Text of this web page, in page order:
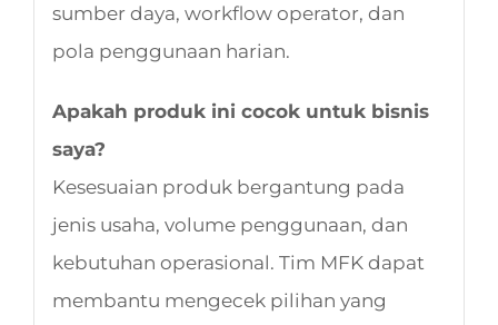
sumber daya, workflow operator, dan
pola penggunaan harian.
Apakah produk ini cocok untuk bisnis
saya?
Kesesuaian produk bergantung pada
jenis usaha, volume penggunaan, dan
kebutuhan operasional. Tim MFK dapat
membantu mengecek pilihan yang